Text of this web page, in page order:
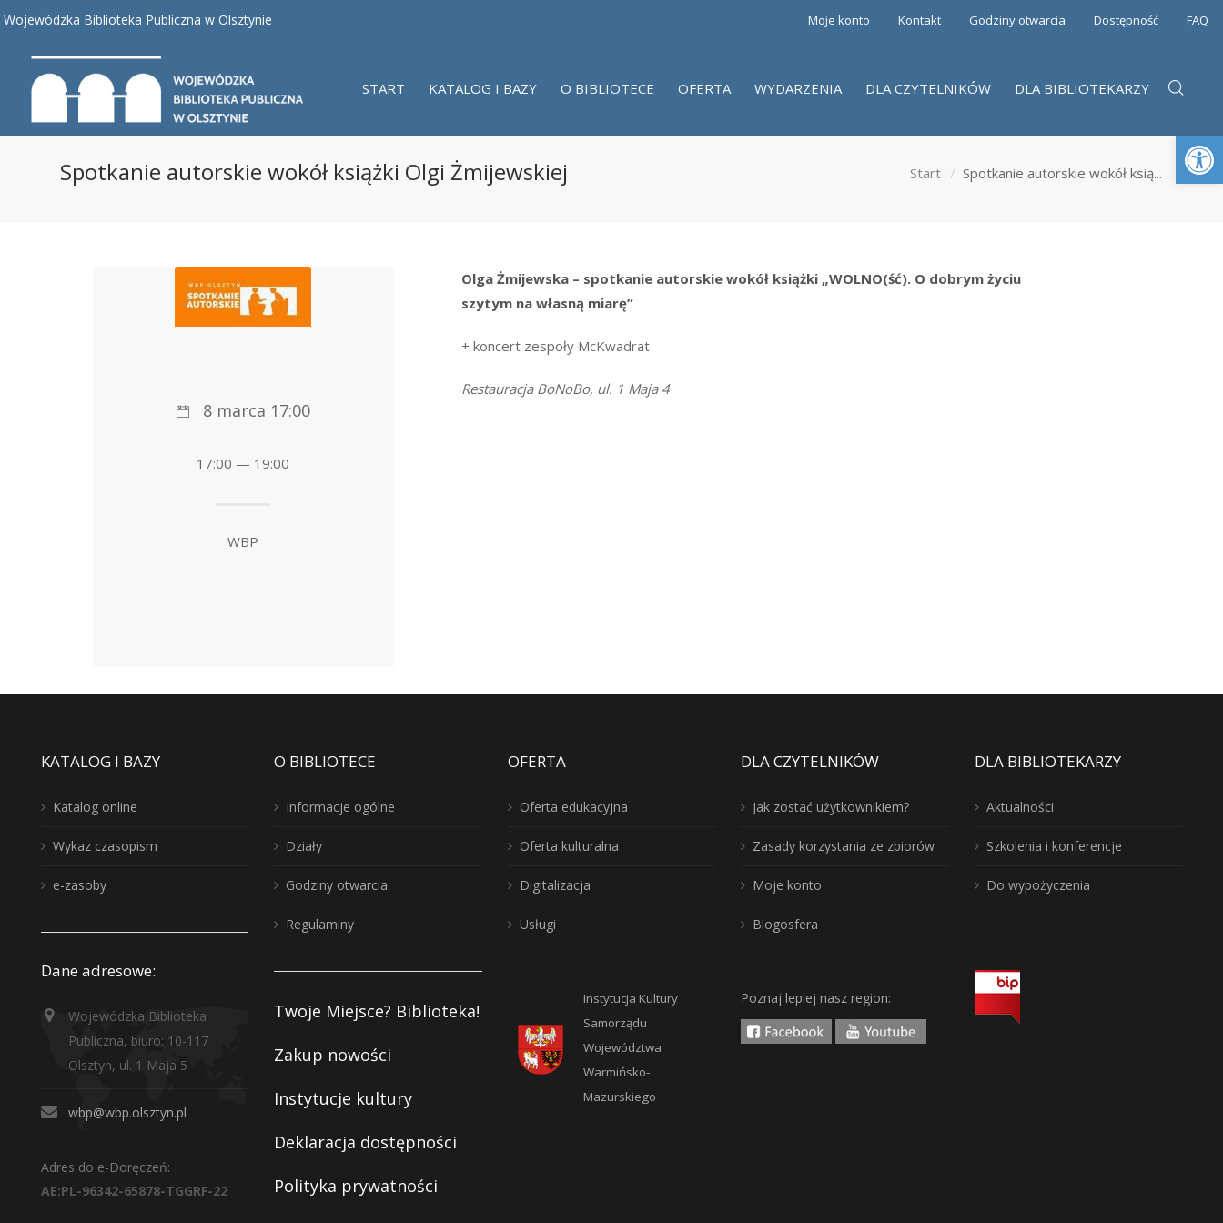
Wojewódzka Biblioteka Publiczna w Olsztynie Moje konto Kontakt Godziny otwarcia Dostępność FAQ
START KATALOG I BAZY O BIBLIOTECE OFERTA WYDARZENIA DLA CZYTELNIKÓW DLA BIBLIOTEKARZY
Spotkanie autorskie wokół książki Olgi Żmijewskiej Start Spotkanie autorskie wokół ksią...
Olga Żmijewska – spotkanie autorskie wokół książki „WOLNO(ść). O dobrym życiu
szytym na własną miarę”
+ koncert zespoły McKwadrat
Restauracja BoNoBo, ul. 1 Maja 4
8 marca 17:00
17:00 — 19:00
WBP
KATALOG I BAZY
Katalog online
Wykaz czasopism
e-zasoby
Dane adresowe:
Wojewódzka Biblioteka
Publiczna, biuro: 10-117
Olsztyn, ul. 1 Maja 5
wbp@wbp.olsztyn.pl
Adres do e-Doręczeń:
AE:PL-96342-65878-TGGRF-22
O BIBLIOTECE
Informacje ogólne
Działy
Godziny otwarcia
Regulaminy
Twoje Miejsce? Biblioteka!
Zakup nowości
Instytucje kultury
Deklaracja dostępności
Polityka prywatności
OFERTA
Oferta edukacyjna
Oferta kulturalna
Digitalizacja
Usługi
Instytucja Kultury
Samorządu
Województwa
Warmińsko-
Mazurskiego
DLA CZYTELNIKÓW
Jak zostać użytkownikiem?
Zasady korzystania ze zbiorów
Moje konto
Blogosfera
Poznaj lepiej nasz region:
DLA BIBLIOTEKARZY
Aktualności
Szkolenia i konferencje
Do wypożyczenia